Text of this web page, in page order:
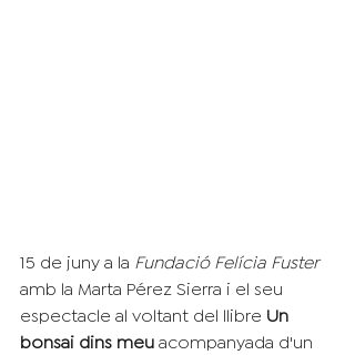
15 de juny a la Fundació Felícia Fuster
amb la Marta Pérez Sierra i el seu
espectacle al voltant del llibre Un
bonsai dins meu acompanyada d'un